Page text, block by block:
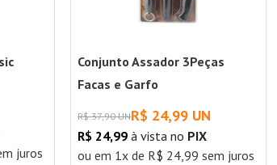
juros
Conjunto Assador 3Peças
Facas e Garfo
R$ 37,90 UNR$ 24,99 UN
R$ 24,99 à vista no PIX
ou em 1x de R$ 24,99 sem juros